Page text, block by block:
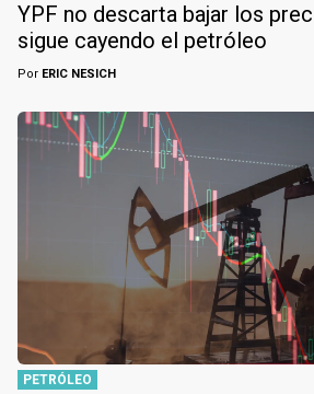
YPF no descarta bajar los
sigue cayendo el petróleo
Por ERIC NESICH
PETRÓLEO